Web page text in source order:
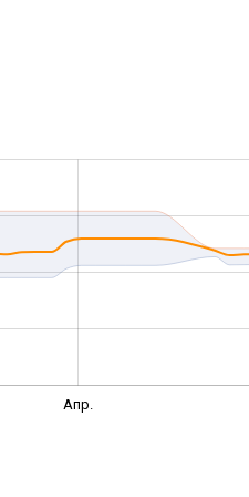
Апр.